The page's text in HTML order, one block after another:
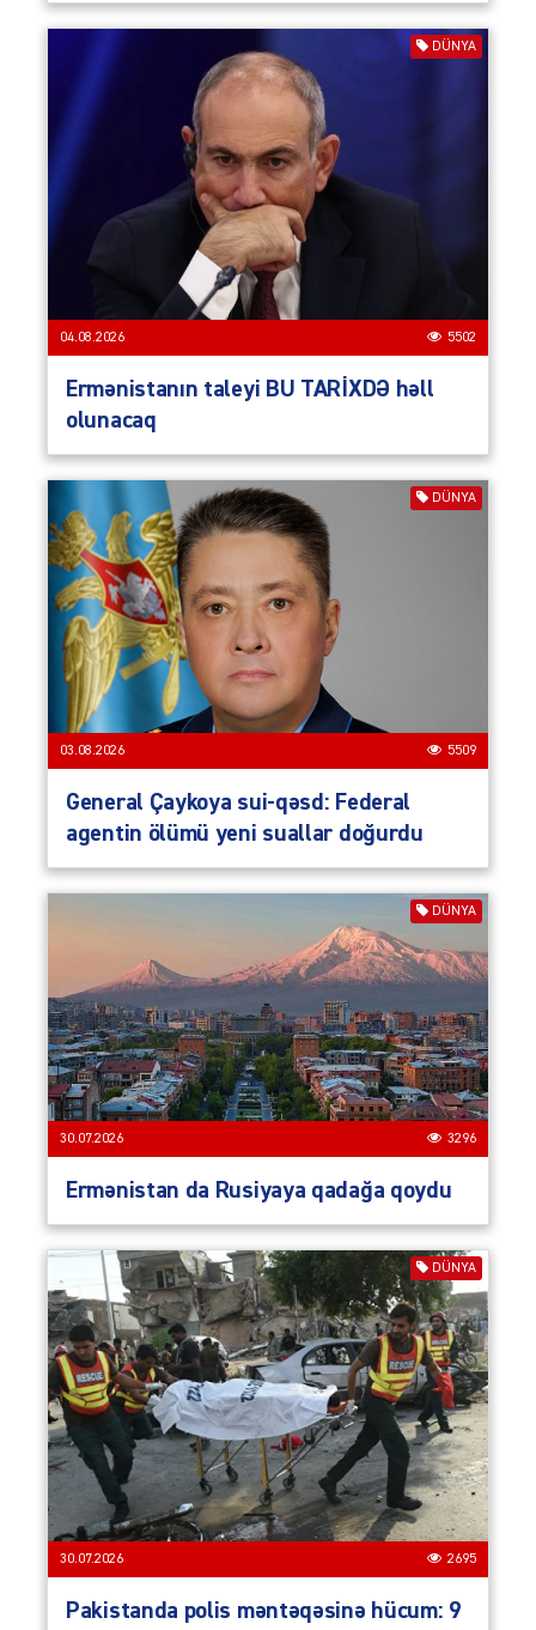
DÜNYA
04.08.2026 5502
Ermənistanın taleyi BU TARİXDƏ həll
olunacaq
DÜNYA
03.08.2026 5509
General Çaykoya sui-qəsd: Federal
agentin ölümü yeni suallar doğurdu
DÜNYA
30.07.2026 3296
Ermənistan da Rusiyaya qadağa qoydu
DÜNYA
30.07.2026 2695
Pakistanda polis məntəqəsinə hücum: 9